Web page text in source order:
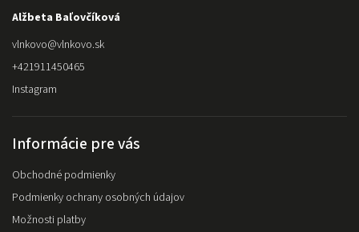
Alžbeta Baľovčíková
vlnkovo@vlnkovo.sk
+421911450465
Instagram
Informácie pre vás
Obchodné podmienky
Podmienky ochrany osobných údajov
Možnosti platby